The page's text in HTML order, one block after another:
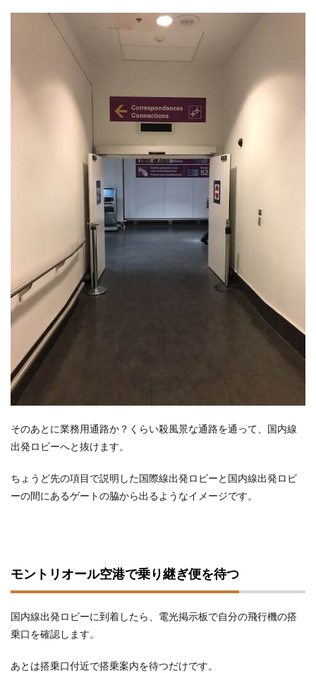
そのあとに業務用通路か？くらい殺風景な通路を通って、国内線
出発ロビーへと抜けます。
ちょうど先の項目で説明した国際線出発ロビーと国内線出発ロビ
ーの間にあるゲートの脇から出るようなイメージです。
モントリオール空港で乗り継ぎ便を待つ
国内線出発ロビーに到着したら、電光掲示板で自分の飛行機の搭
乗口を確認します。
あとは搭乗口付近で搭乗案内を待つだけです。